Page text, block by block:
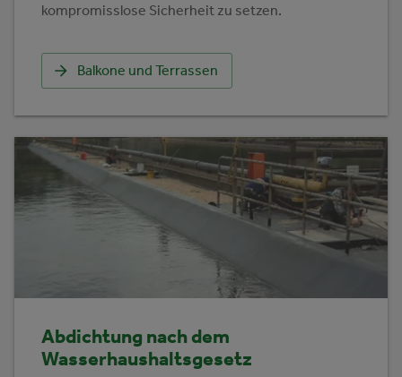
kompromisslose Sicherheit zu setzen.
Balkone und Terrassen
Abdichtung nach dem
Wasserhaushaltsgesetz